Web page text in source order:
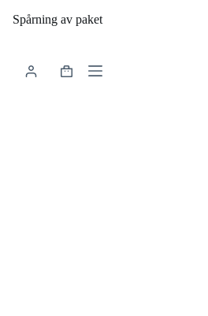
Spårning av paket
Varukorg